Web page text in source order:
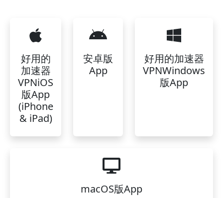
好用的
加速器
VPNiOS
版App
(iPhone
& iPad)
安卓版
App
好用的加速器
VPNWindows
版App
macOS版App